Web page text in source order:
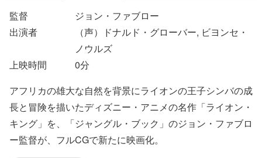
監督
ジョン・ファブロー
出演者
（声）ドナルド・グローバー, ビヨンセ・
ノウルズ
上映時間
0分
アフリカの雄大な自然を背景にライオンの王子シンバの成
長と冒険を描いたディズニー・アニメの名作「ライオン・
キング」を、「ジャングル・ブック」のジョン・ファブロ
ー監督が、フルCGで新たに映画化。